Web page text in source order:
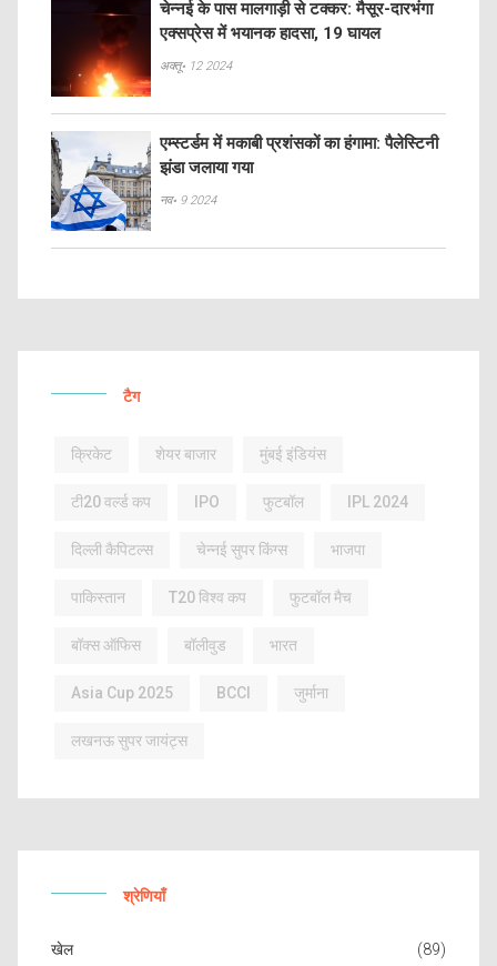
चेन्नई के पास मालगाड़ी से टक्कर: मैसूर-दारभंगा
एक्‍सप्रेस में भयानक हादसा, 19 घायल
अक्तू॰ 12 2024
एम्स्टर्डम में मकाबी प्रशंसकों का हंगामा: पैलेस्टिनी
झंडा जलाया गया
नव॰ 9 2024
टैग
क्रिकेट शेयर बाजार मुंबई इंडियंस
टी20 वर्ल्ड कप IPO फुटबॉल IPL 2024
दिल्ली कैपिटल्स चेन्नई सुपर किंग्स भाजपा
पाकिस्तान T20 विश्व कप फुटबॉल मैच
बॉक्स ऑफिस बॉलीवुड भारत
Asia Cup 2025 BCCI जुर्माना
लखनऊ सुपर जायंट्स
श्रेणियाँ
खेल (89)